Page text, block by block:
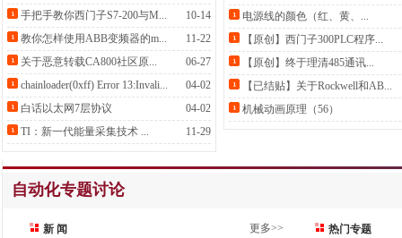
10-14
手把手教你西门子S7-200与M...
11-22
教你怎样使用ABB变频器的m...
06-27
关于恶意转载CA800社区原...
04-02
chainloader(0xff) Error 13:Invali...
04-02
白话以太网7层协议
11-29
TI：新一代能量采集技术 ...
电源线的颜色（红、黄、...
【原创】西门子300PLC程序...
【原创】终于理清485通讯...
【已结贴】关于Rockwell和AB...
机械动画原理（56）
自动化专题讨论
更多>>
新 闻 热门专题